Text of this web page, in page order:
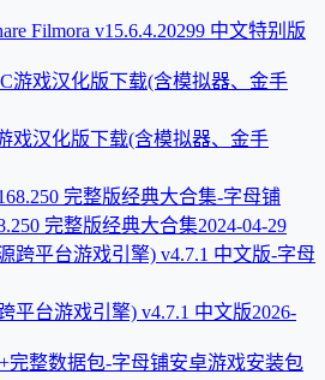
Filmora v15.6.4.20299 中文特别版
戏汉化版下载(含模拟器、金手
完整版经典大合集2024-04-29
平台游戏引擎) v4.7.1 中文版2026-
安卓游戏安装包